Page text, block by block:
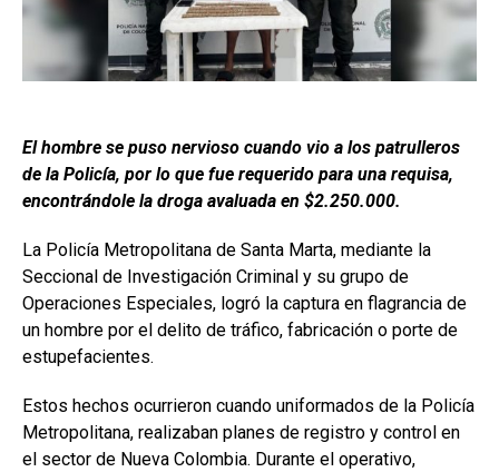
El hombre se puso nervioso cuando vio a los patrulleros
de la Policía, por lo que fue requerido para una requisa,
encontrándole la droga avaluada en $2.250.000.
La Policía Metropolitana de Santa Marta, mediante la
Seccional de Investigación Criminal y su grupo de
Operaciones Especiales, logró la captura en flagrancia de
un hombre por el delito de tráfico, fabricación o porte de
estupefacientes.
Estos hechos ocurrieron cuando uniformados de la Policía
Metropolitana, realizaban planes de registro y control en
el sector de Nueva Colombia. Durante el operativo,